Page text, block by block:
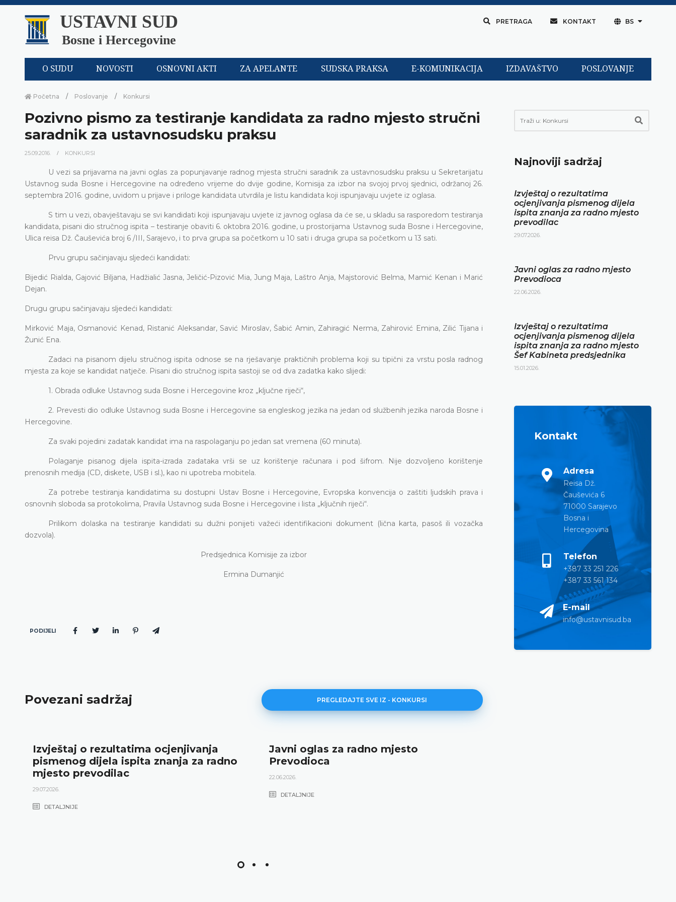
USTAVNI SUD
Bosne i Hercegovine
PRETRAGA KONTAKT BS
O SUDU NOVOSTI OSNOVNI AKTI ZA APELANTE SUDSKA PRAKSA E-KOMUNIKACIJA IZDAVAŠTVO POSLOVANJE
Početna Poslovanje Konkursi
Pozivno pismo za testiranje kandidata za radno mjesto stručni
saradnik za ustavnosudsku praksu
25.09.2016. KONKURSI
U vezi sa prijavama na javni oglas za popunjavanje radnog mjesta stručni saradnik za ustavnosudsku praksu u Sekretarijatu
Ustavnog suda Bosne i Hercegovine na određeno vrijeme do dvije godine, Komisija za izbor na svojoj prvoj sjednici, održanoj 26.
septembra 2016. godine, uvidom u prijave i priloge kandidata utvrdila je listu kandidata koji ispunjavaju uvjete iz oglasa.
S tim u vezi, obavještavaju se svi kandidati koji ispunjavaju uvjete iz javnog oglasa da će se, u skladu sa rasporedom testiranja
kandidata, pisani dio stručnog ispita – testiranje obaviti 6. oktobra 2016. godine, u prostorijama Ustavnog suda Bosne i Hercegovine,
Ulica reisa Dž. Čauševića broj 6 /III, Sarajevo, i to prva grupa sa početkom u 10 sati i druga grupa sa početkom u 13 sati.
Prvu grupu sačinjavaju sljedeći kandidati:
Bijedić Rialda, Gajović Biljana, Hadžialić Jasna, Jeličić-Pizović Mia, Jung Maja, Laštro Anja, Majstorović Belma, Mamić Kenan i Marić
Dejan.
Drugu grupu sačinjavaju sljedeći kandidati:
Mirković Maja, Osmanović Kenad, Ristanić Aleksandar, Savić Miroslav, Šabić Amin, Zahiragić Nerma, Zahirović Emina, Zilić Tijana i
Žunić Ena.
Zadaci na pisanom dijelu stručnog ispita odnose se na rješavanje praktičnih problema koji su tipični za vrstu posla radnog
mjesta za koje se kandidat natječe. Pisani dio stručnog ispita sastoji se od dva zadatka kako slijedi:
1. Obrada odluke Ustavnog suda Bosne i Hercegovine kroz „ključne riječi“,
2. Prevesti dio odluke Ustavnog suda Bosne i Hercegovine sa engleskog jezika na jedan od službenih jezika naroda Bosne i
Hercegovine.
Za svaki pojedini zadatak kandidat ima na raspolaganju po jedan sat vremena (60 minuta).
Polaganje pisanog dijela ispita-izrada zadataka vrši se uz korištenje računara i pod šifrom. Nije dozvoljeno korištenje
prenosnih medija (CD, diskete, USB i sl.), kao ni upotreba mobitela.
Za potrebe testiranja kandidatima su dostupni Ustav Bosne i Hercegovine, Evropska konvencija o zaštiti ljudskih prava i
osnovnih sloboda sa protokolima, Pravila Ustavnog suda Bosne i Hercegovine i lista „ključnih riječi“.
Prilikom dolaska na testiranje kandidati su dužni ponijeti važeći identifikacioni dokument (lična karta, pasoš ili vozačka
dozvola).
Predsjednica Komisije za izbor
Ermina Dumanjić
PODIJELI
Povezani sadržaj PREGLEDAJTE SVE IZ - KONKURSI
Izvještaj o rezultatima ocjenjivanja
pismenog dijela ispita znanja za radno
mjesto prevodilac
29.07.2026.
DETALJNIJE
Javni oglas za radno mjesto
Prevodioca
22.06.2026.
DETALJNIJE
Najnoviji sadržaj
Izvještaj o rezultatima
ocjenjivanja pismenog dijela
ispita znanja za radno mjesto
prevodilac
29.07.2026.
Javni oglas za radno mjesto
Prevodioca
22.06.2026.
Izvještaj o rezultatima
ocjenjivanja pismenog dijela
ispita znanja za radno mjesto
Šef Kabineta predsjednika
15.01.2026.
Kontakt
Adresa
Reisa Dž.
Čauševića 6
71000 Sarajevo
Bosna i
Hercegovina
Telefon
+387 33 251 226
+387 33 561 134
E-mail
info@ustavnisud.ba